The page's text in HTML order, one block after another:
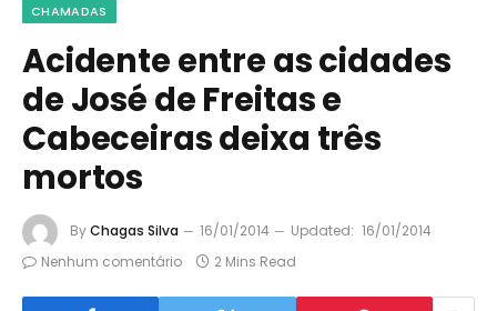
CHAMADAS
Acidente entre as cidades
de José de Freitas e
Cabeceiras deixa três
mortos
ByChagas Silva 16/01/2014 Updated: 16/01/2014
Nenhum comentário
2 Mins Read